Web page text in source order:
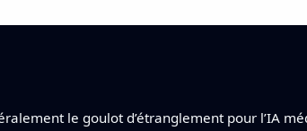
le goulot d’étranglement pour l’IA